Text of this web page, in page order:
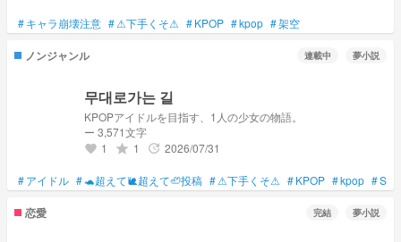
#キャラ崩壊注意 #⚠下手くそ⚠ #KPOP #kpop #架空
ノンジャンル 連載中 夢小説
무대로가는 길
KPOPアイドルを目指す、1人の少女の物語。
ー 3,571文字
favorite 1 grade 1 update 2026/07/31
#アイドル #🐢超えて🐌超えて🦥投稿 #⚠下手くそ⚠ #KPOP #kpop #
恋愛 完結 夢小説